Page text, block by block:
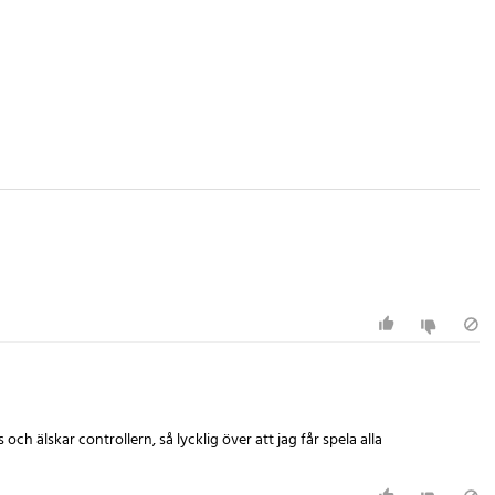
älskar controllern, så lycklig över att jag får spela alla